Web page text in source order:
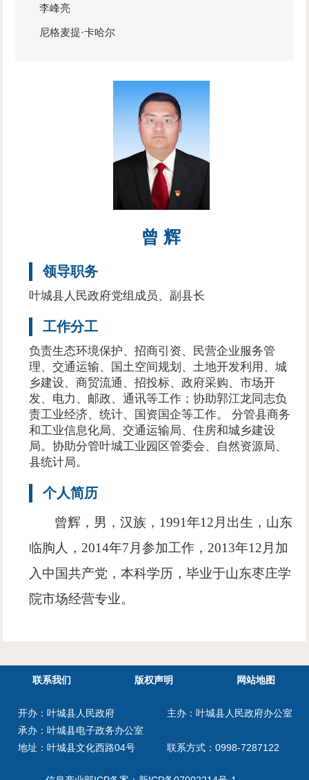
李峰亮
尼格麦提·卡哈尔
曾 辉
领导职务
叶城县人民政府党组成员、副县长
工作分工
负责生态环境保护、招商引资、民营企业服务管
理、交通运输、国土空间规划、土地开发利用、城
乡建设、商贸流通、招投标、政府采购、市场开
发、电力、邮政、通讯等工作；协助郭江龙同志负
责工业经济、统计、国资国企等工作。 分管县商务
和工业信息化局、交通运输局、住房和城乡建设
局。协助分管叶城工业园区管委会、自然资源局、
县统计局。
个人简历
曾辉，男，汉族， 1991年12 月出生，山东
临朐人， 2014年7 月参加工作， 2013年12 月加
入中国共产党，本科学历，毕业于山东枣庄学
院市场经营专业。
联系我们 版权声明 网站地图
开办：叶城县人民政府
承办：叶城县电子政务办公室
地址：叶城县文化西路04号
主办：叶城县人民政府办公室
联系方式：0998-7287122